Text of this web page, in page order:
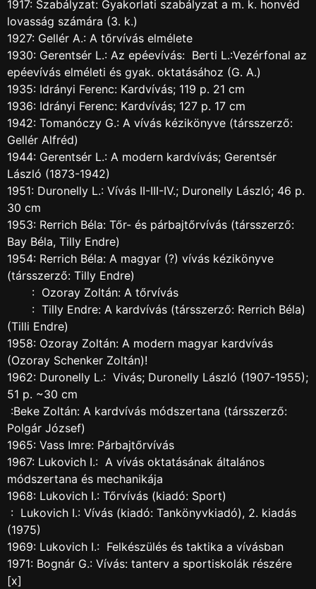
1917: Szabályzat: Gyakorlati szabályzat a m. k. honvéd
lovasság számára (3. k.)
1927: Gellér A.: A tőrvívás elmélete
1930: Gerentsér L.: Az epéevívás: Berti L.:Vezérfonal az
epéevívás elméleti és gyak. oktatásához (G. A.)
1935: Idrányi Ferenc: Kardvívás; 119 p. 21 cm
1936: Idrányi Ferenc: Kardvívás; 127 p. 17 cm
1942: Tomanóczy G.: A vívás kézikönyve (társszerző:
Gellér Alfréd)
1944: Gerentsér L.: A modern kardvívás; Gerentsér
László (1873-1942)
1951: Duronelly L.: Vívás II-III-IV.; Duronelly László; 46 p.
30 cm
1953: Rerrich Béla: Tőr- és párbajtőrvívás (társszerző:
Bay Béla, Tilly Endre)
1954: Rerrich Béla: A magyar (?) vívás kézikönyve
(társszerző: Tilly Endre)
: Ozoray Zoltán: A tőrvívás
: Tilly Endre: A kardvívás (társszerző: Rerrich Béla)
(Tilli Endre)
1958: Ozoray Zoltán: A modern magyar kardvívás
(Ozoray Schenker Zoltán)!
1962: Duronelly L.: Vivás; Duronelly László (1907-1955);
51 p. ~30 cm
:Beke Zoltán: A kardvívás módszertana (társszerző:
Polgár József)
1965: Vass Imre: Párbajtőrvívás
1967: Lukovich I.: A vívás oktatásának általános
módszertana és mechanikája
1968: Lukovich I.: Tőrvívás (kiadó: Sport)
: Lukovich I.: Vívás (kiadó: Tankönyvkiadó), 2. kiadás
(1975)
1969: Lukovich I.: Felkészülés és taktika a vívásban
1971: Bognár G.: Vívás: tanterv a sportiskolák részére
[x]